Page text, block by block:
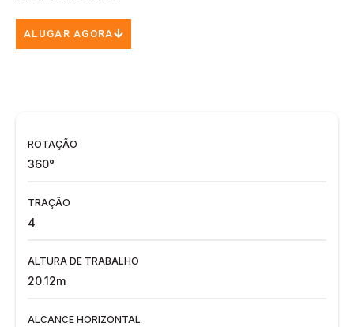
ALUGAR AGORA
ROTAÇÃO
360°
TRAÇÃO
4
ALTURA DE TRABALHO
20.12m
ALCANCE HORIZONTAL